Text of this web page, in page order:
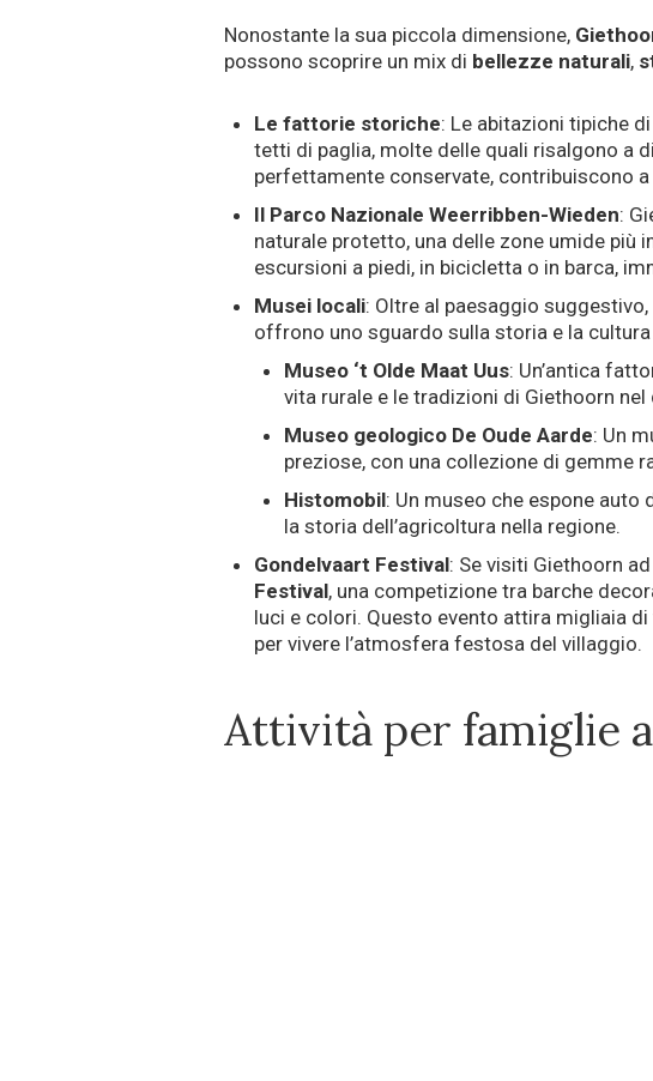
Nonostante la sua piccola dimensione,
possono scoprire un mix di bellezze naturali,
Le fattorie storiche: Le abitazioni tipiche
tetti di paglia, molte delle quali risalgono a
perfettamente conservate, contribuiscono
Il Parco Nazionale Weerribben-Wieden:
naturale protetto, una delle zone umide più
escursioni a piedi, in bicicletta o in barca,
Musei locali: Oltre al paesaggio
offrono uno sguardo sulla storia e la
Museo ‘t Olde Maat Uus: Un’antica
vita rurale e le tradizioni di Giethoorn
Museo geologico De Oude Aarde: Un
preziose, con una collezione di gemme
Histomobil: Un museo che espone auto
la storia dell’agricoltura nella regione.
Gondelvaart Festival: Se visiti Giethoorn
Festival, una competizione tra barche
luci e colori. Questo evento attira migliaia
per vivere l’atmosfera festosa del villaggio.
Attività per famiglie